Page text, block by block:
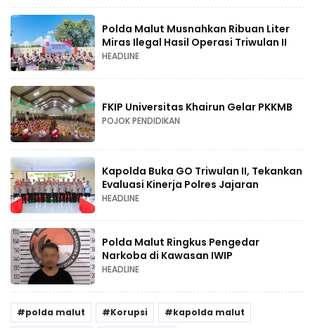
Polda Malut Musnahkan Ribuan Liter
Miras Ilegal Hasil Operasi Triwulan II
HEADLINE
FKIP Universitas Khairun Gelar PKKMB
POJOK PENDIDIKAN
Kapolda Buka GO Triwulan II, Tekankan
Evaluasi Kinerja Polres Jajaran
HEADLINE
Polda Malut Ringkus Pengedar
Narkoba di Kawasan IWIP
HEADLINE
polda malut Korupsi
kapolda malut